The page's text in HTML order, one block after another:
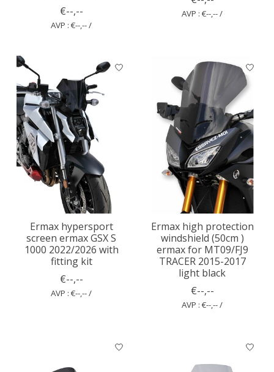
€--,--
AVP : €--,-- /
AVP : €--,-- /
Ermax hypersport
screen ermax GSX S
1000 2022/2026 with
fitting kit
€--,--
AVP : €--,-- /
Ermax high protection
windshield (50cm )
ermax for MT09/FJ9
TRACER 2015-2017
light black
€--,--
AVP : €--,-- /